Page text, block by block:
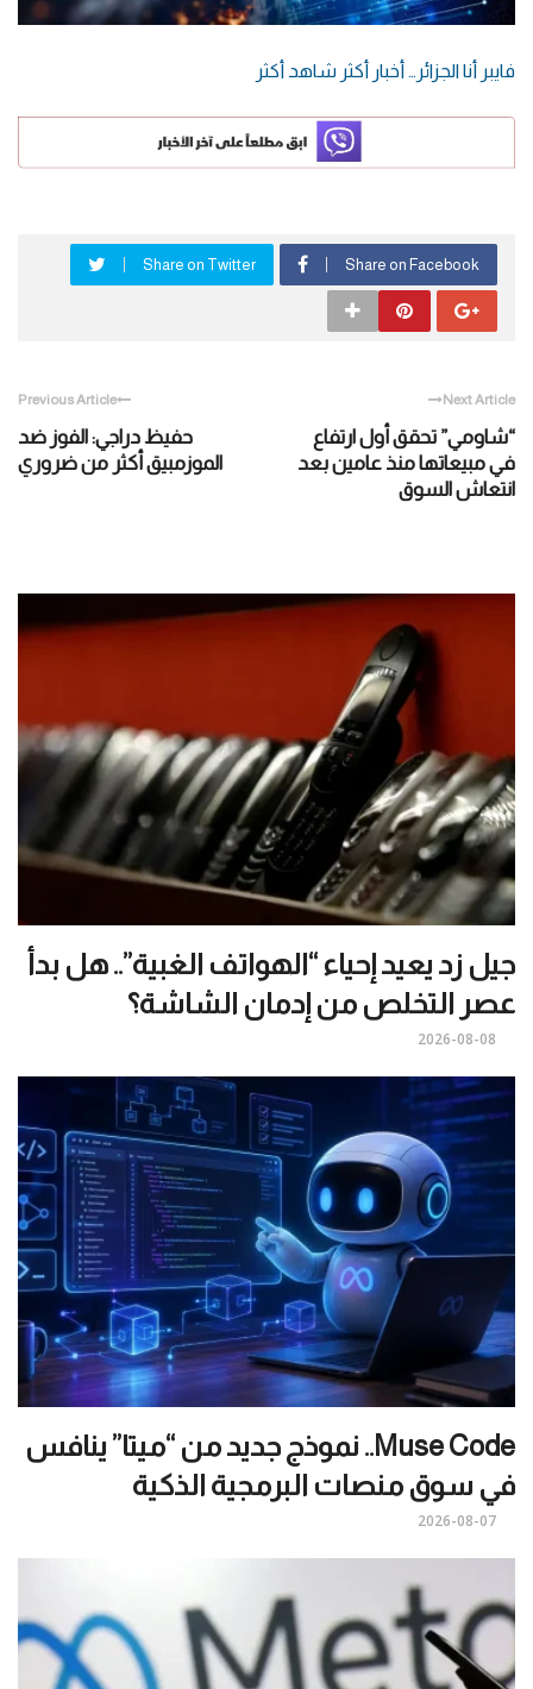
فايبر أنا الجزائر… أخبار أكثر شاهد أكثر
Share on Facebook
Share on Twitter
Previous Article
حفيظ دراجي: الفوز ضد
الموزمبيق أكثر من ضروري
Next Article
“شاومي” تحقق أول ارتفاع
في مبيعاتها منذ عامين بعد
انتعاش السوق
جيل زد يعيد إحياء “الهواتف الغبية”.. هل بدأ
عصر التخلص من إدمان الشاشة؟
2026-08-08
Muse Code.. نموذج جديد من “ميتا” ينافس
في سوق منصات البرمجية الذكية
2026-08-07